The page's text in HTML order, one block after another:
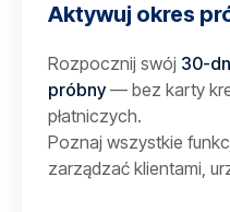
Aktywuj okres
Rozpocznij swój 30-
próbny— bez karty
płatniczych.
Poznaj wszystkie
zarządzać klientami,